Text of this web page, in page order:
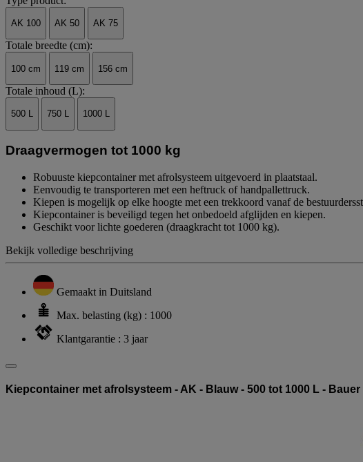
AK 100 AK 50 AK 75
Totale breedte (cm):
100 cm 119 cm 156 cm
Totale inhoud (L):
500 L 750 L 1000 L
Draagvermogen tot 1000 kg
Robuuste kiepcontainer met afrolsysteem uitgevoerd in plaatstaal.
Eenvoudig te transporteren met een heftruck of handpallettruck.
Kiepen is mogelijk op elke hoogte met een trekkoord vanaf de
Kiepcontainer is beveiligd tegen het onbedoeld afglijden en kiepen.
Geschikt voor lichte goederen (draagkracht tot 1000 kg).
Bekijk volledige beschrijving
Gemaakt in Duitsland
Max. belasting (kg) : 1000
Klantgarantie : 3 jaar
Kiepcontainer met afrolsysteem - AK - Blauw - 500 tot 1000 L - Bauer